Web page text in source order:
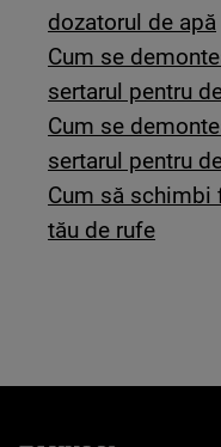
dozatorul de apă
Cum se
sertarul pentru
Cum se
sertarul pentru
Cum să schimbi
tău de rufe